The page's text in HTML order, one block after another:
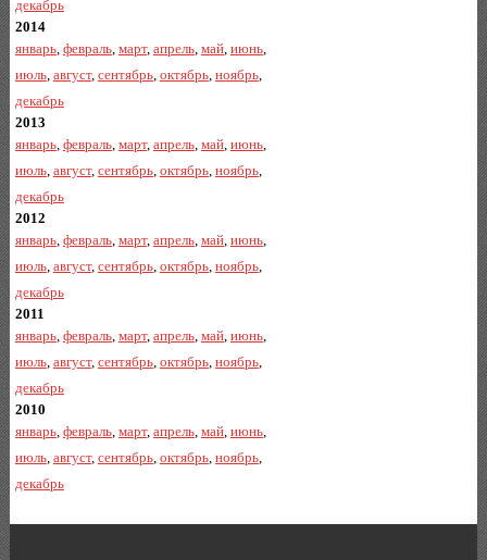
декабрь
2014
январь, февраль, март, апрель, май, июнь,
июль, август, сентябрь, октябрь, ноябрь,
декабрь
2013
январь, февраль, март, апрель, май, июнь,
июль, август, сентябрь, октябрь, ноябрь,
декабрь
2012
январь, февраль, март, апрель, май, июнь,
июль, август, сентябрь, октябрь, ноябрь,
декабрь
2011
январь, февраль, март, апрель, май, июнь,
июль, август, сентябрь, октябрь, ноябрь,
декабрь
2010
январь, февраль, март, апрель, май, июнь,
июль, август, сентябрь, октябрь, ноябрь,
декабрь